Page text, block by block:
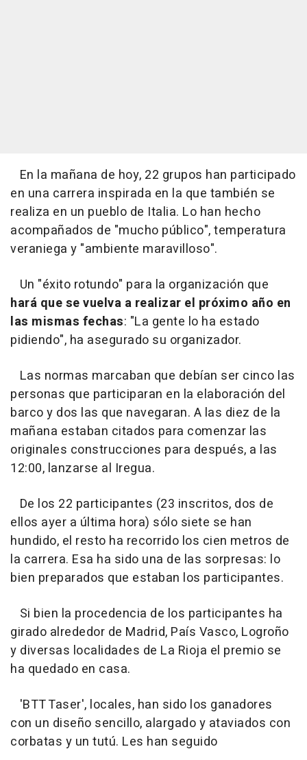
En la mañana de hoy, 22 grupos han participado
en una carrera inspirada en la que también se
realiza en un pueblo de Italia. Lo han hecho
acompañados de "mucho público", temperatura
veraniega y "ambiente maravilloso".
Un "éxito rotundo" para la organización que
hará que se vuelva a realizar el próximo año en
las mismas fechas: "La gente lo ha estado
pidiendo", ha asegurado su organizador.
Las normas marcaban que debían ser cinco las
personas que participaran en la elaboración del
barco y dos las que navegaran. A las diez de la
mañana estaban citados para comenzar las
originales construcciones para después, a las
12:00, lanzarse al Iregua.
De los 22 participantes (23 inscritos, dos de
ellos ayer a última hora) sólo siete se han
hundido, el resto ha recorrido los cien metros de
la carrera. Esa ha sido una de las sorpresas: lo
bien preparados que estaban los participantes.
Si bien la procedencia de los participantes ha
girado alrededor de Madrid, País Vasco, Logroño
y diversas localidades de La Rioja el premio se
ha quedado en casa.
'BTT Taser', locales, han sido los ganadores
con un diseño sencillo, alargado y ataviados con
corbatas y un tutú. Les han seguido